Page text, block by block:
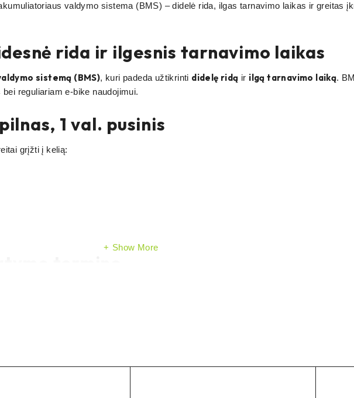
valdymo sistema (BMS) – didelė rida, ilgas tarnavimo laikas ir greitas
rida ir ilgesnis tarnavimo laikas
sistemą (BMS), kuri padeda užtikrinti didelę ridą ir ilgą tarnavimo laiką.
reguliariam e-bike naudojimui.
1 val. pusinis
grįžti į kelią:
Show More